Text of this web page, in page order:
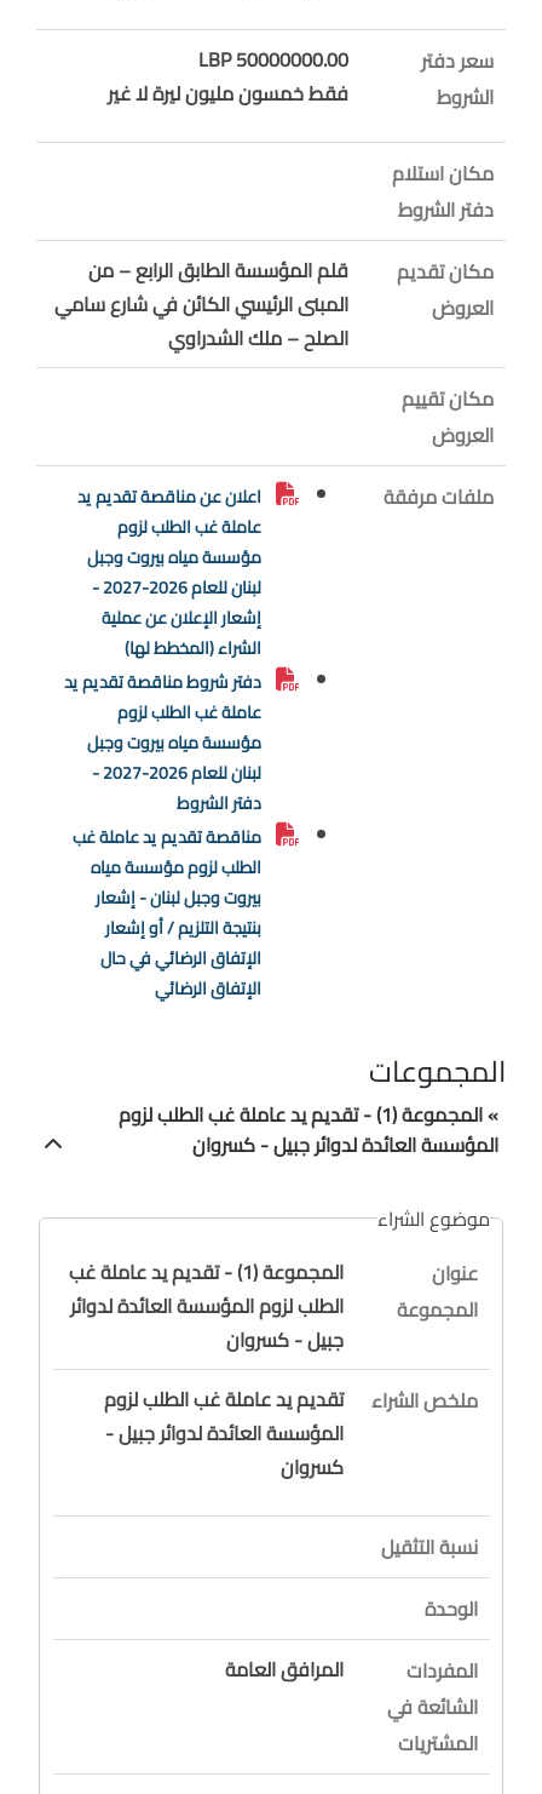
سعر دفتر
الشروط
50000000.00 LBP
فقط خمسون مليون ليرة لا غير
مكان استلام
دفتر الشروط
مكان تقديم
العروض
قلم المؤسسة الطابق الرابع – من
المبنى الرئيسي الكائن في شارع سامي
الصلح – ملك الشدراوي
مكان تقييم
العروض
ملفات مرفقة
اعلان عن مناقصة تقديم يد
عاملة غب الطلب لزوم
مؤسسة مياه بيروت وجبل
لبنان للعام 2026-2027 -
إشعار الإعلان عن عملية
الشراء (المخطط لها)
دفتر شروط مناقصة تقديم يد
عاملة غب الطلب لزوم
مؤسسة مياه بيروت وجبل
لبنان للعام 2026-2027 -
دفتر الشروط
مناقصة تقديم يد عاملة غب
الطلب لزوم مؤسسة مياه
بيروت وجبل لبنان - إشعار
بنتيجة التلزيم / أو إشعار
الإتفاق الرضائي في حال
الإتفاق الرضائي
المجموعات
» المجموعة (1) - تقديم يد عاملة غب الطلب لزوم
المؤسسة العائدة لدوائر جبيل - كسروان
موضوع الشراء
عنوان
المجموعة
المجموعة (1) - تقديم يد عاملة غب
الطلب لزوم المؤسسة العائدة لدوائر
جبيل - كسروان
ملخص الشراء
تقديم يد عاملة غب الطلب لزوم
المؤسسة العائدة لدوائر جبيل -
كسروان
نسبة التثقيل
الوحدة
المفردات
الشائعة في
المشتريات
المرافق العامة